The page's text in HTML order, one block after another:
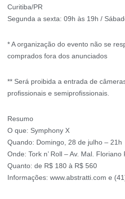
Curitiba/PR
Segunda a sexta: 09h às 19h /
* A organização do evento não se
comprados fora dos anunciados
** Será proibida a entrada de
profissionais e semiprofissionais.
Resumo
O que: Symphony X
Quando: Domingo, 28 de julho – 21h
Onde: Tork n’ Roll – Av. Mal. Floriano
Quanto: de R$ 180 à R$ 560
Informações: www.abstratti.com e